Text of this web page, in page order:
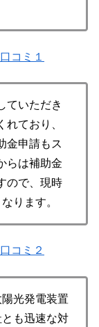
コミ１
ていただき
ており、
金申請もス
らは補助金
ので、現時
ります。
コミ２
光発電装置
も迅速な対